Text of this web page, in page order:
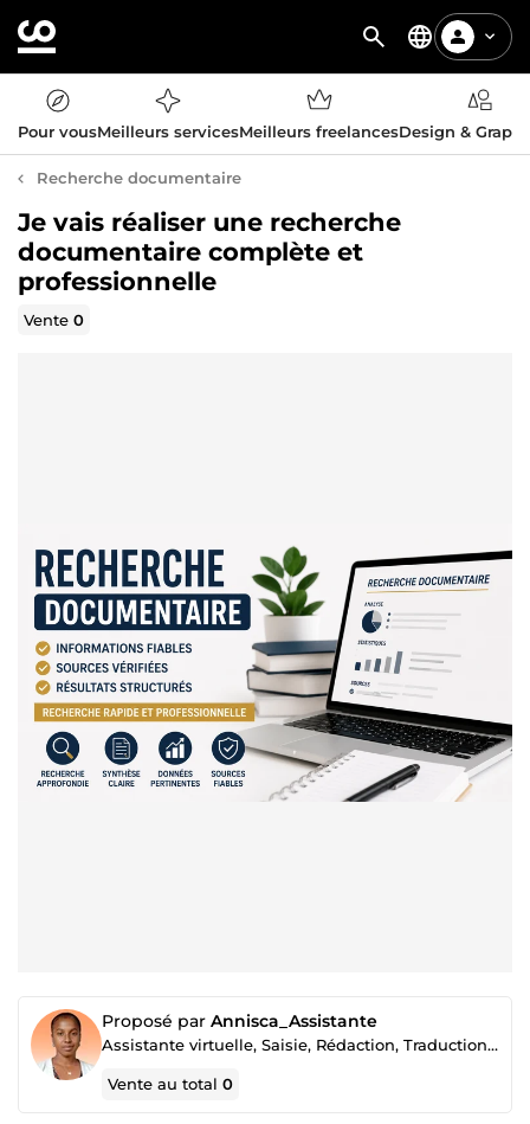
Pour vousMeilleurs servicesMeilleurs freelancesDesign &
Recherche documentaire
Je vais réaliser une recherche
documentaire complète et
professionnelle
Vente0
Proposé par Annisca_Assistante
Assistante virtuelle, Saisie, Rédaction, Traduction, Création de menus
Vente au total0